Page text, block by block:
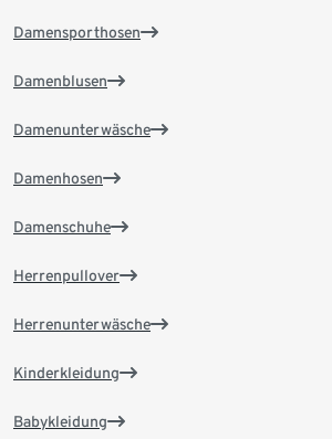
Damensporthosen
Damenblusen
Damenunterwäsche
Damenhosen
Damenschuhe
Herrenpullover
Herrenunterwäsche
Kinderkleidung
Babykleidung